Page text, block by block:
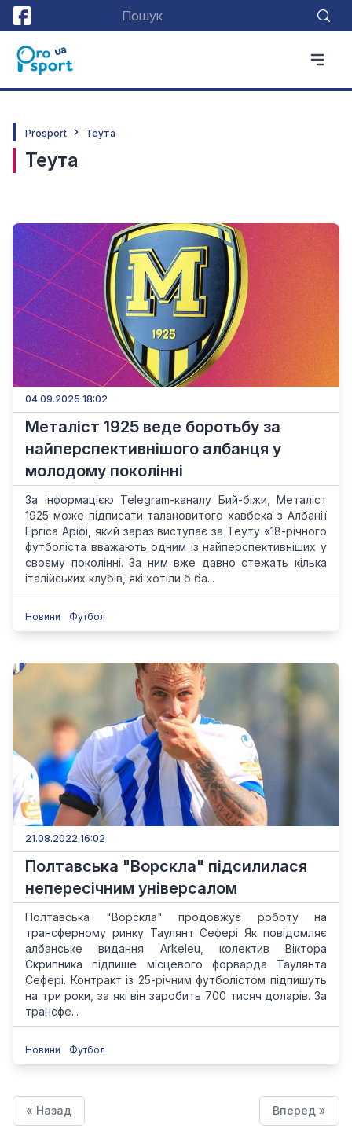
Prosport Теута
Теута
04.09.2025 18:02
Металіст 1925 веде боротьбу за
найперспективнішого албанця у
молодому поколінні
За інформацією Telegram-каналу Бий-біжи, Металіст
1925 може підписати талановитого хавбека з Албанії
Ергіса Аріфі, який зараз виступає за Теуту «18-річного
футболіста вважають одним із найперспективніших у
своєму поколінні. За ним вже давно стежать кілька
італійських клубів, які хотіли б ба...
Новини Футбол
21.08.2022 16:02
Полтавська "Ворскла" підсилилася
непересічним універсалом
Полтавська "Ворскла" продовжує роботу на
трансферному ринку Таулянт Сефері Як повідомляє
албанське видання Arkeleu, колектив Віктора
Скрипника підпише місцевого форварда Таулянта
Сефері. Контракт із 25-річним футболістом підпишуть
на три роки, за які він заробить 700 тисяч доларів. За
трансфе...
Новини Футбол
« Назад Вперед »